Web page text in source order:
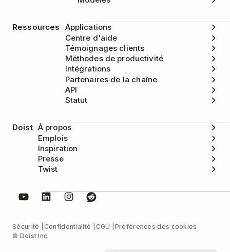
Ressources
Applications
Centre d'aide
Témoignages clients
Méthodes de productivité
Intégrations
Partenaires de la chaîne
API
Statut
Doist À propos
Emplois
Inspiration
Presse
Twist
Sécurité Confidentialité CGU
Préférences des cookies
© Doist Inc.